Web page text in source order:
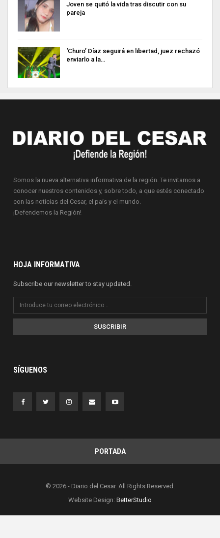
Joven se quitó la vida tras discutir con su
pareja
‘Churo’ Díaz seguirá en libertad, juez rechazó
enviarlo a la…
Somos la nueva alternativa informativa de la región. Te invitamos a
conocer nuestros contenidos y, sobre todo, a que estés conectado
con las noticias del Cesar, el país y el mundo.
¡Defendemos la Región!
HOJA INFORMATIVA
Subscribe our newsletter to stay updated.
SUSCRIBIR
SÍGUENOS
PORTADA
© 2026 - Diario del Cesar. All Rights Reserved.
Website Design: BetterStudio